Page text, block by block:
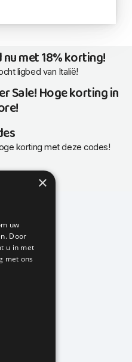
met 18% korting!
ligbed van Italië!
Sale! Hoge korting in
korting met deze codes!
collecties
×
uw
Door
u in met
met ons